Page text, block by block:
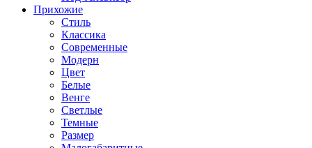
Прихожие
Стиль
Классика
Современные
Модерн
Цвет
Белые
Венге
Светлые
Темные
Размер